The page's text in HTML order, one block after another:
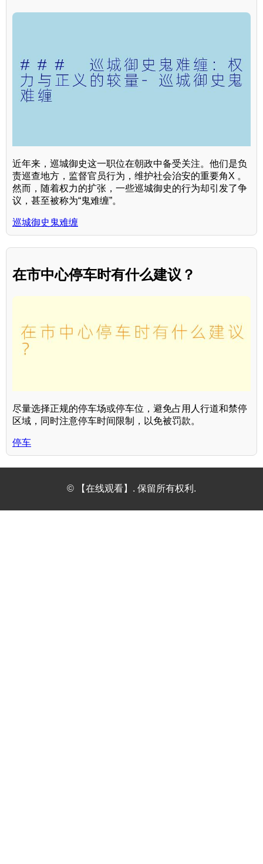
近年来，巡城御史这一职位在朝政中备受关注。他们是负
责巡查地方，监督官员行为，维护社会治安的重要角X 。
然而，随着权力的扩张，一些巡城御史的行为却引发了争
议，甚至被称为“鬼难缠”。
巡城御史鬼难缠
在市中心停车时有什么建议？
尽量选择正规的停车场或停车位，避免占用人行道和禁停
区域，同时注意停车时间限制，以免被罚款。
停车
© 【在线观看】. 保留所有权利.